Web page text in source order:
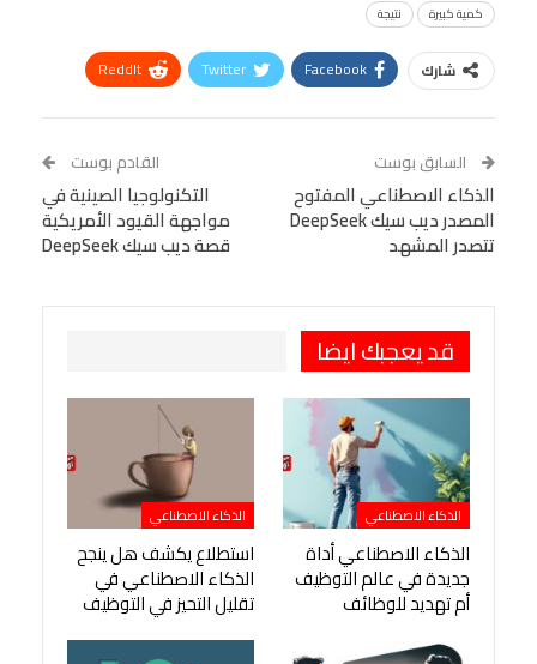
كمية كبيرة
نتيجة
شارك Facebook
Twitter
ReddIt
Tumblr
البريد الإلكتروني
StumbleUpon
VK
Digg
LINE
BlackBerry
Viber
السابق بوست
الذكاء الاصطناعي المفتوح
المصدر ديب سيك DeepSeek
تتصدر المشهد
القادم بوست
التكنولوجيا الصينية في
مواجهة القيود الأمريكية
قصة ديب سيك DeepSeek
قد يعجبك ايضا
الذكاء الاصطناعي
الذكاء الاصطناعي أداة
جديدة في عالم التوظيف
أم تهديد للوظائف
الذكاء الاصطناعي
استطلاع يكشف هل ينجح
الذكاء الاصطناعي في
تقليل التحيز في التوظيف